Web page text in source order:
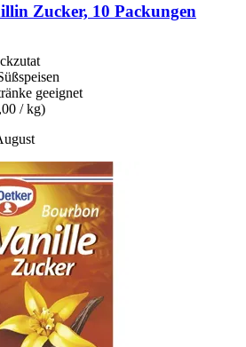
Zucker, 10 Packungen
geeignet
/ kg)